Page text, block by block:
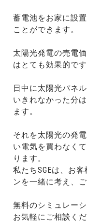
蓄電池をお家に設
ことができます。
太陽光発電の売電
はとても効果的です
日中に太陽光パネ
いきれなかった分
ます。
それを太陽光の発
い電気を買わなく
ります。
私たちSGEは、お
ンを一緒に考え、
無料のシミュレー
お気軽にご相談くだ